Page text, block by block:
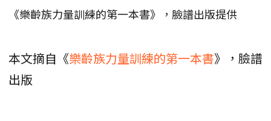
《樂齡族力量訓練的第一本書》，臉譜出版提供
本文摘自《樂齡族力量訓練的第一本書》，臉譜
出版